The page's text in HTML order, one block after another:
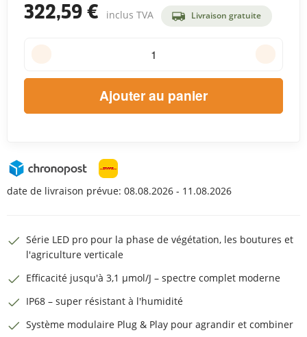
322,59 € inclus TVA Livraison gratuite
Ajouter au panier
date de livraison prévue: 08.08.2026 - 11.08.2026
Série LED pro pour la phase de végétation, les boutures et
l'agriculture verticale
Efficacité jusqu'à 3,1 µmol/J – spectre complet moderne
IP68 – super résistant à l'humidité
Système modulaire Plug & Play pour agrandir et combiner